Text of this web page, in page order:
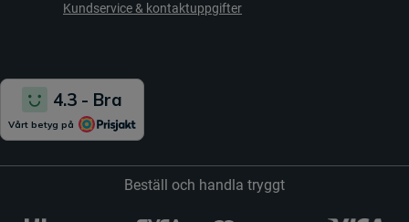
Kundservice & kontaktuppgifter
Beställ och handla tryggt